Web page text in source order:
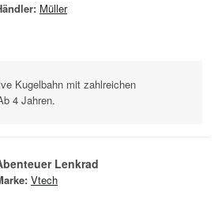
Müller
Kugelbahn mit zahlreichen
4 Jahren.
Lenkrad
Vtech